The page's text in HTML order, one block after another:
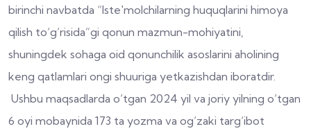
birinchi navbatda “Iste'molchilarning huquqlarini himoya
qilish to‘g‘risida”gi qonun mazmun-mohiyatini,
shuningdek sohaga oid qonunchilik asoslarini aholining
keng qatlamlari ongi shuuriga yetkazishdan iboratdir.
Ushbu maqsadlarda o‘tgan 2024 yil va joriy yilning o‘tgan
6 oyi mobaynida 173 ta yozma va og‘zaki targ‘ibot